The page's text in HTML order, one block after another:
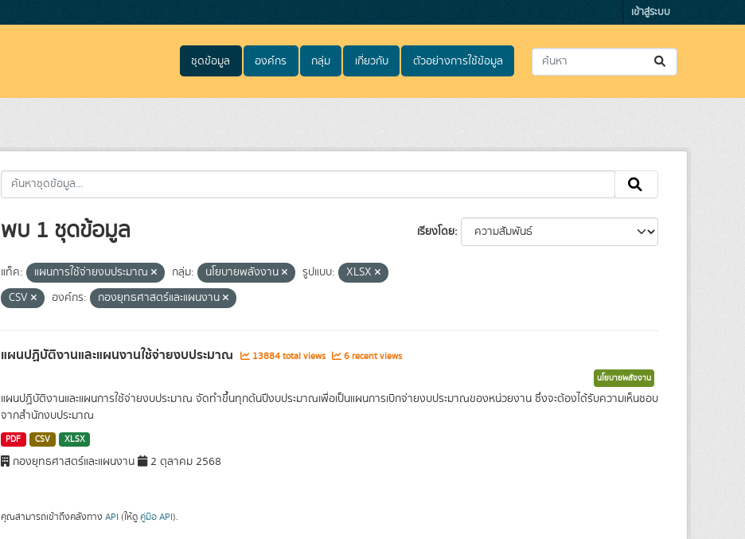
เข้าสู่ระบบ
ชุดข้อมูล องค์กร กลุ่ม เกี่ยวกับ ตัวอย่างการใช้ข้อมูล
เรียงโดย
พบ 1 ชุดข้อมูล
แท็ค: แผนการใช้จ่ายงบประมาณ กลุ่ม: นโยบายพลังงาน รูปแบบ:
XLSX
CSV
องค์กร: กองยุทธศาสตร์และแผนงาน
แผนปฏิบัติงานและแผนงานใช้จ่ายงบประมาณ 13884 total views 6 recent views
นโยบายพลังงาน
แผนปฏิบัติงานและแผนการใช้จ่ายงบประมาณ จัดทำขึ้นทุกต้นปีงบประมาณเพื่อเป็นแผนการเบิกจ่ายงบประมาณของหน่วยงาน ซึ่งจะต้องได้รับความเห็นชอบ
จากสำนักงบประมาณ
PDF CSV XLSX
กองยุทธศาสตร์และแผนงาน 2 ตุลาคม 2568
คุณสามารถเข้าถึงคลังทาง API (ให้ดู คู่มือ API).